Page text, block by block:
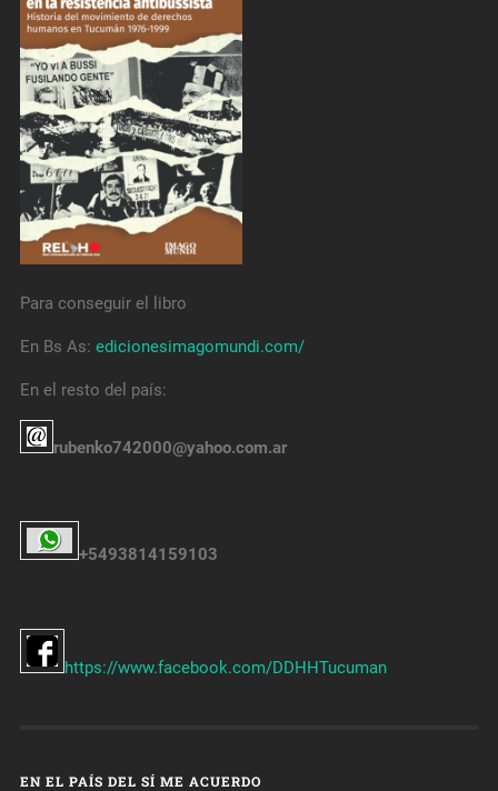
Para conseguir el libro
En Bs As: edicionesimagomundi.com/
En el resto del país:
rubenko742000@yahoo.com.ar
+5493814159103
https://www.facebook.com/DDHHTucuman
EN EL PAÍS DEL SÍ ME ACUERDO